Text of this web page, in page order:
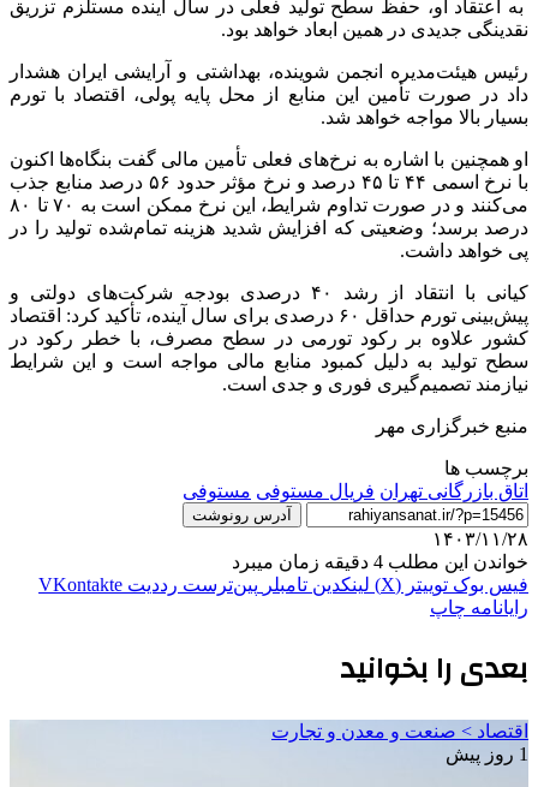
به اعتقاد او، حفظ سطح تولید فعلی در سال آینده مستلزم تزریق
نقدینگی جدیدی در همین ابعاد خواهد بود.
رئیس هیئت‌مدیره انجمن شوینده، بهداشتی و آرایشی ایران هشدار
داد در صورت تأمین این منابع از محل پایه پولی، اقتصاد با تورم
بسیار بالا مواجه خواهد شد.
او همچنین با اشاره به نرخ‌های فعلی تأمین مالی گفت بنگاه‌ها اکنون
با نرخ اسمی ۴۴ تا ۴۵ درصد و نرخ مؤثر حدود ۵۶ درصد منابع جذب
می‌کنند و در صورت تداوم شرایط، این نرخ ممکن است به ۷۰ تا ۸۰
درصد برسد؛ وضعیتی که افزایش شدید هزینه تمام‌شده تولید را در
پی خواهد داشت.
کیانی با انتقاد از رشد ۴۰ درصدی بودجه شرکت‌های دولتی و
پیش‌بینی تورم حداقل ۶۰ درصدی برای سال آینده، تأکید کرد: اقتصاد
کشور علاوه بر رکود تورمی در سطح مصرف، با خطر رکود در
سطح تولید به دلیل کمبود منابع مالی مواجه است و این شرایط
نیازمند تصمیم‌گیری فوری و جدی است.
منبع خبرگزاری مهر
برچسب ها
اتاق بازرگانی تهران فریال مستوفی مستوفی
آدرس رونوشت
۱۴۰۳/۱۱/۲۸
خواندن این مطلب 4 دقیقه زمان میبرد
فیس بوک توییتر (X) لینکدین ‫تامبلر ‫پین‌ترست ‫رددیت ‫VKontakte
رایانامه چاپ
بعدی را بخوانید
اقتصاد > صنعت و معدن و تجارت
1 روز پیش